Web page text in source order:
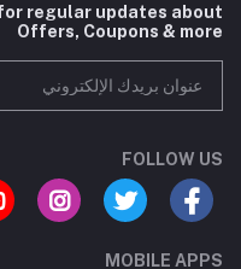
regular updates about
Offers, Coupons & more
FOLLOW US
MOBILE APPS